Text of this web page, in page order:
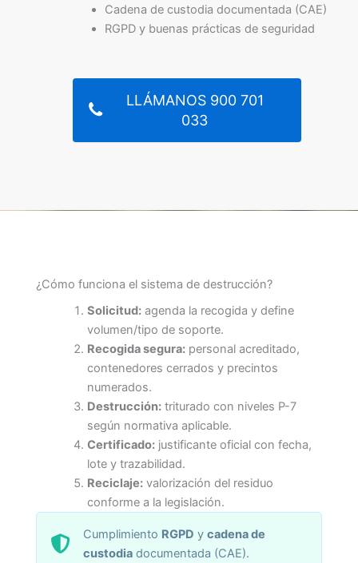
Cadena de custodia documentada (CAE)
RGPD y buenas prácticas de seguridad
LLÁMANOS 900 701
033
¿Cómo funciona el sistema de destrucción?
Solicitud:agenda la recogida y define
volumen/tipo de soporte.
Recogida segura:personal acreditado,
contenedores cerrados y precintos
numerados.
Destrucción:triturado con niveles P-7
según normativa aplicable.
Certificado:justificante oficial con fecha,
lote y trazabilidad.
Reciclaje:valorización del residuo
conforme a la legislación.
Cumplimiento RGPD ycadena de
custodia documentada (CAE).